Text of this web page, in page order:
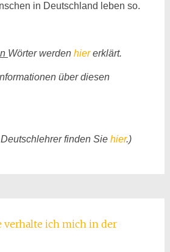
in Deutschland leben so.
Wörter werden hiererklärt.
über diesen
finden Sie hier.)